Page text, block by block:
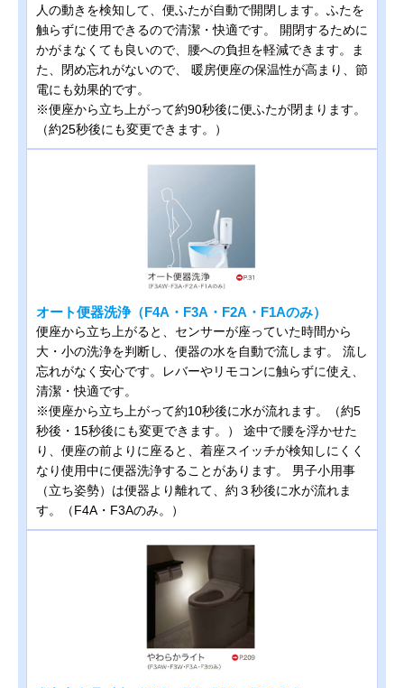
人の動きを検知して、便ふたが自動で開閉します。ふたを
触らずに使用できるので清潔・快適です。 開閉するために
かがまなくても良いので、腰への負担を軽減できます。ま
た、閉め忘れがないので、 暖房便座の保温性が高まり、節
電にも効果的です。
※便座から立ち上がって約90秒後に便ふたが閉まります。
（約25秒後にも変更できます。）
オート便器洗浄（F4A・F3A・F2A・F1Aのみ）
便座から立ち上がると、センサーが座っていた時間から
大・小の洗浄を判断し、便器の水を自動で流します。 流し
忘れがなく安心です。レバーやリモコンに触らずに使え、
清潔・快適です。
※便座から立ち上がって約10秒後に水が流れます。（約5
秒後・15秒後にも変更できます。） 途中で腰を浮かせた
り、便座の前よりに座ると、着座スイッチが検知しにくく
なり使用中に便器洗浄することがあります。 男子小用事
（立ち姿勢）は便器より離れて、約３秒後に水が流れま
す。（F4A・F3Aのみ。）